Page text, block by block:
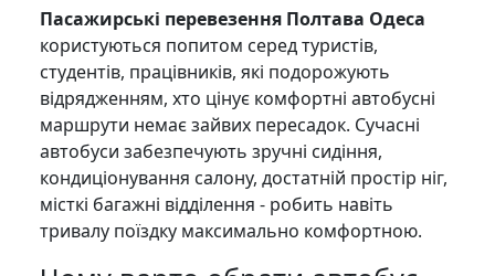
Пасажирські перевезення Полтава Одеса
користуються попитом серед туристів,
студентів, працівників, які подорожують
відрядженням, хто цінує комфортні автобусні
маршрути немає зайвих пересадок. Сучасні
автобуси забезпечують зручні сидіння,
кондиціонування салону, достатній простір ніг,
місткі багажні відділення - робить навіть
тривалу поїздку максимально комфортною.